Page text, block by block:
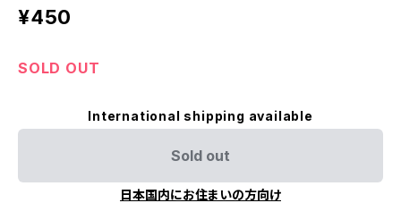
¥450
SOLD OUT
International shipping available
Sold out
日本国内にお住まいの方向け